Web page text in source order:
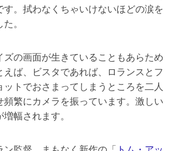
す。拭わなくちゃいけないほどの涙を
。
ズの画面が生きていることもあらため
えば、ビスタであれば、ロランスとフ
ットでおさまってしまうところを二人
頻繁にカメラを振っています。激しい
幅されます。